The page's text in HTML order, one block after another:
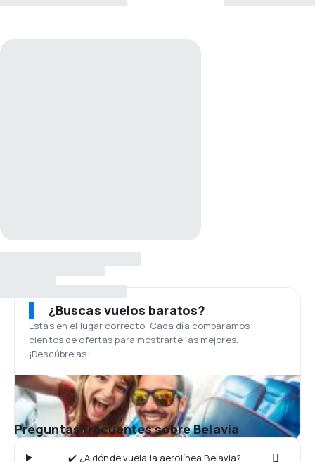
¿Buscas vuelos baratos?
Estás en el lugar correcto. Cada día comparamos
cientos de ofertas para mostrarte las mejores.
¡Descúbrelas!
Preguntas frecuentes sobre Belavia
✔️ ¿A dónde vuela la aerolínea Belavia?